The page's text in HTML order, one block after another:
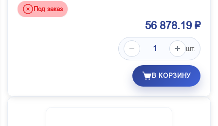
Под заказ
56 878.19 ₽
шт.
В КОРЗИНУ